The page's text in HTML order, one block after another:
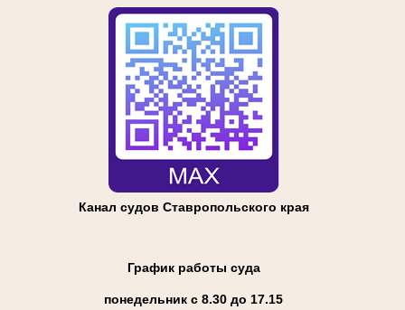
Канал судов Ставропольского края
График работы суда
понедельник с 8.30 до 17.15